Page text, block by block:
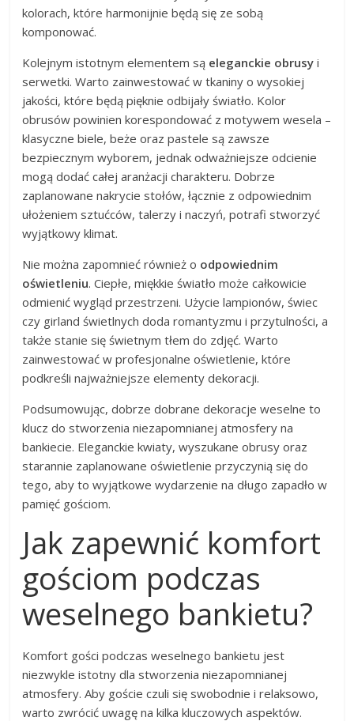
kolorach, które harmonijnie będą się ze sobą
komponować.
Kolejnym istotnym elementem są eleganckie obrusy i
serwetki. Warto zainwestować w tkaniny o wysokiej
jakości, które będą pięknie odbijały światło. Kolor
obrusów powinien korespondować z motywem wesela –
klasyczne biele, beże oraz pastele są zawsze
bezpiecznym wyborem, jednak odważniejsze odcienie
mogą dodać całej aranżacji charakteru. Dobrze
zaplanowane nakrycie stołów, łącznie z odpowiednim
ułożeniem sztućców, talerzy i naczyń, potrafi stworzyć
wyjątkowy klimat.
Nie można zapomnieć również o odpowiednim
oświetleniu. Ciepłe, miękkie światło może całkowicie
odmienić wygląd przestrzeni. Użycie lampionów, świec
czy girland świetlnych doda romantyzmu i przytulności, a
także stanie się świetnym tłem do zdjęć. Warto
zainwestować w profesjonalne oświetlenie, które
podkreśli najważniejsze elementy dekoracji.
Podsumowując, dobrze dobrane dekoracje weselne to
klucz do stworzenia niezapomnianej atmosfery na
bankiecie. Eleganckie kwiaty, wyszukane obrusy oraz
starannie zaplanowane oświetlenie przyczynią się do
tego, aby to wyjątkowe wydarzenie na długo zapadło w
pamięć gościom.
Jak zapewnić komfort
gościom podczas
weselnego bankietu?
Komfort gości podczas weselnego bankietu jest
niezwykle istotny dla stworzenia niezapomnianej
atmosfery. Aby goście czuli się swobodnie i relaksowo,
warto zwrócić uwagę na kilka kluczowych aspektów.